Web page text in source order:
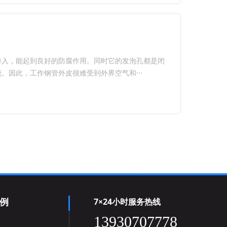
，能起到良好的防腐作用。同时它的发泡孔都是闭
此，工作钢管外皮很难受到外界空气和···
7×24小时服务热线
13930707778